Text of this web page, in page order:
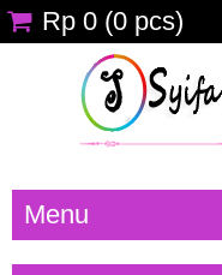
Rp 0 (0 pcs)
Menu